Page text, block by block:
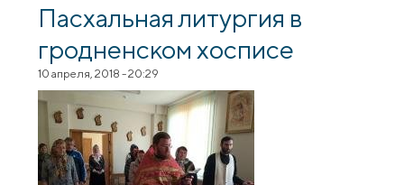
Пасхальная литургия в
гродненском хосписе
10 апреля, 2018 - 20:29